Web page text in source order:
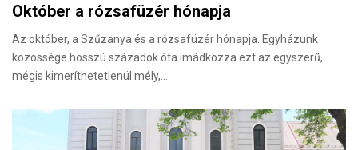
Október a rózsafüzér hónapja
Az október, a Szűzanya és a rózsafüzér hónapja. Egyházunk
közössége hosszú századok óta imádkozza ezt az egyszerű,
mégis kimeríthetetlenül mély,…